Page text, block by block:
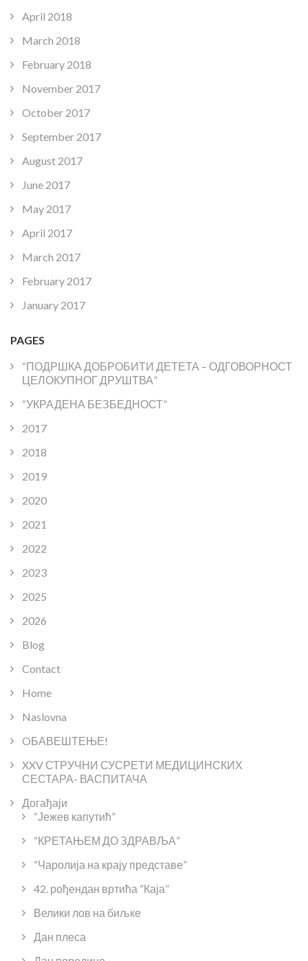
April 2018
March 2018
February 2018
November 2017
October 2017
September 2017
August 2017
June 2017
May 2017
April 2017
March 2017
February 2017
January 2017
PAGES
“ПОДРШКА ДОБРОБИТИ ДЕТЕТА – ОДГОВОРНОСТ
ЦЕЛОКУПНОГ ДРУШТВА”
“УКРАДЕНА БЕЗБЕДНОСТ”
2017
2018
2019
2020
2021
2022
2023
2025
2026
Blog
Contact
Home
Naslovna
OБАВЕШТЕЊЕ!
XXV СТРУЧНИ СУСРЕТИ МЕДИЦИНСКИХ
СЕСТАРА- ВАСПИТАЧА
Догађаји
“Јежев капутић”
“КРЕТАЊЕМ ДО ЗДРАВЉА”
“Чаролија на крају представе”
42. рођендан вртића “Каја”
Велики лов на биљке
Дан плеса